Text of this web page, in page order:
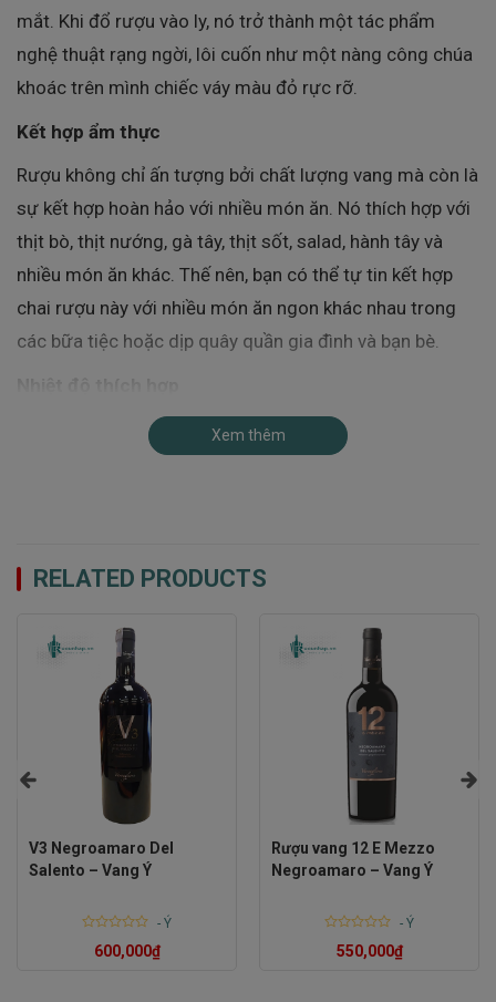
mắt. Khi đổ rượu vào ly, nó trở thành một tác phẩm
nghệ thuật rạng ngời, lôi cuốn như một nàng công chúa
khoác trên mình chiếc váy màu đỏ rực rỡ.
Kết hợp ẩm thực
Rượu không chỉ ấn tượng bởi chất lượng vang mà còn là
sự kết hợp hoàn hảo với nhiều món ăn. Nó thích hợp với
thịt bò, thịt nướng, gà tây, thịt sốt, salad, hành tây và
nhiều món ăn khác. Thế nên, bạn có thể tự tin kết hợp
chai rượu này với nhiều món ăn ngon khác nhau trong
các bữa tiệc hoặc dịp quây quần gia đình và bạn bè.
Để thưởng thức tối ưu, hãy đảm bảo rằng Rượu được
phục vụ ở nhiệt độ từ 16 – 18 độ C.
Xem thêm
RELATED PRODUCTS
V3 Negroamaro Del
Salento – Vang Ý
Rated
- Ý
600,000₫
Rượu vang 12 E Mezzo
Negroamaro – Vang Ý
Rated
- Ý
550,000₫